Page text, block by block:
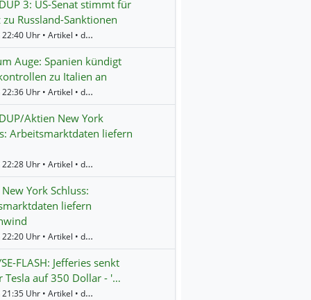
3: US-Senat stimmt für
zu Russland-Sanktionen
Gestern 22:40 Uhr • Artikel • dpa-AFX
Auge: Spanien kündigt
zu Italien an
Gestern 22:36 Uhr • Artikel • dpa-AFX
Aktien New York
Arbeitsmarktdaten liefern
Gestern 22:28 Uhr • Artikel • dpa-AFX
York Schluss:
liefern
Gestern 22:20 Uhr • Artikel • dpa-AFX
FLASH: Jefferies senkt
Tesla auf 350 Dollar - '…
Gestern 21:35 Uhr • Artikel • dpa-AFX